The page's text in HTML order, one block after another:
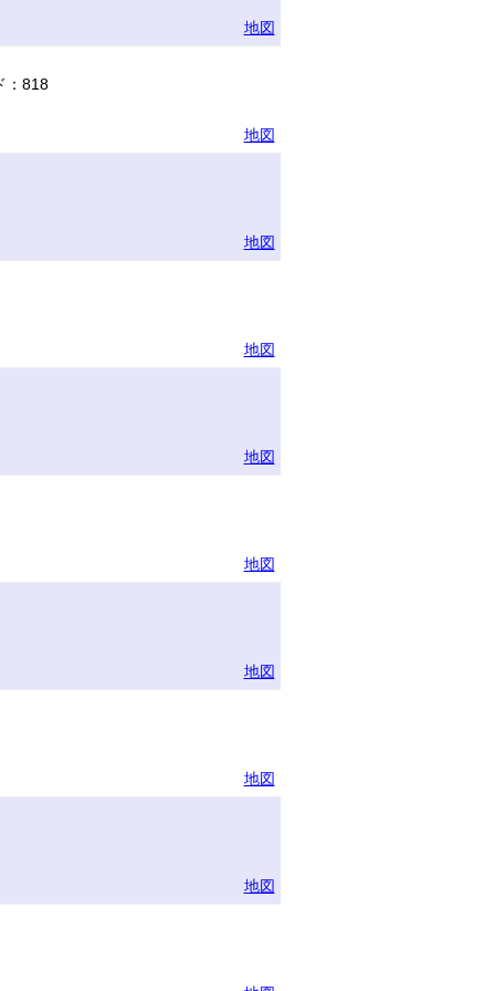
地図
：818
地図
地図
地図
地図
地図
地図
地図
地図